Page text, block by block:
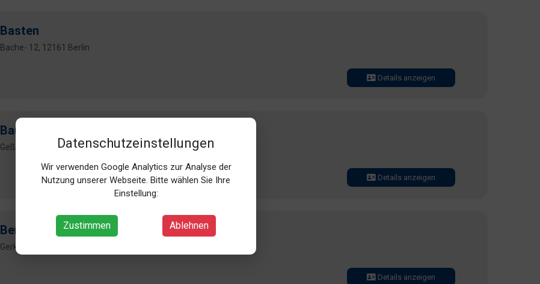
Datenschutzeinstellungen
Wir verwenden Google Analytics zur Analyse der
Nutzung unserer Webseite. Bitte wählen Sie Ihre
Einstellung:
Zustimmen Ablehnen
Basten
Bache- 12, 12161 Berlin
Details anzeigen
Bauhaus-Sinclair
Geßlerstr. 2, 10829 Berlin (Schöneberg)
Details anzeigen
Bengen
Gerkrath- 9, 14129 Berlin
Details anzeigen